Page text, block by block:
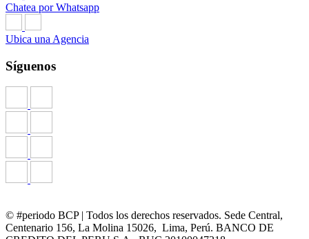
Chatea por Whatsapp
Ubica una Agencia
Síguenos
© #periodo BCP | Todos los derechos reservados. Sede Central,
Centenario 156, La Molina 15026, Lima, Perú. BANCO DE